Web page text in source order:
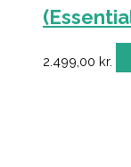
2.499,00 kr.